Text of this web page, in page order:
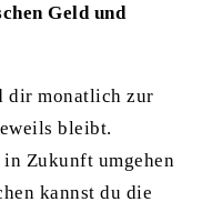
Geld und
dir monatlich zur
bleibt.
Zukunft umgehen
kannst du die